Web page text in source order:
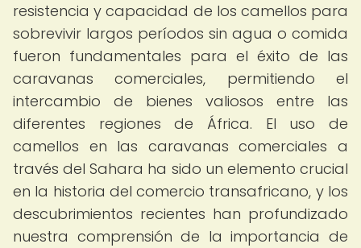
resistencia y capacidad de los camellos para
sobrevivir largos períodos sin agua o comida
fueron fundamentales para el éxito de las
caravanas comerciales, permitiendo el
intercambio de bienes valiosos entre las
diferentes regiones de África. El uso de
camellos en las caravanas comerciales a
través del Sahara ha sido un elemento crucial
en la historia del comercio transafricano, y los
descubrimientos recientes han profundizado
nuestra comprensión de la importancia de